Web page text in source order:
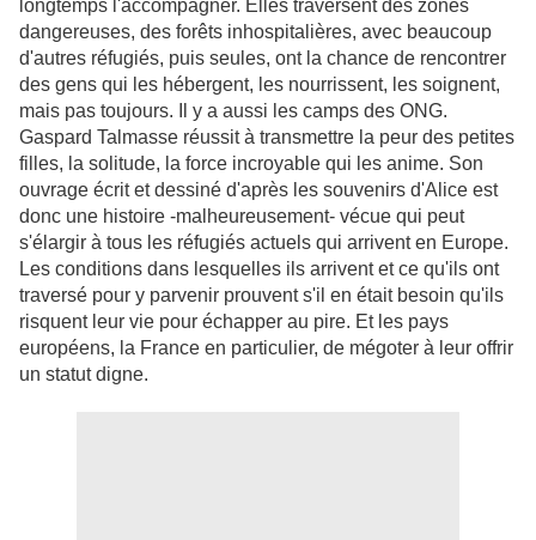
longtemps l'accompagner. Elles traversent des zones
dangereuses, des forêts inhospitalières, avec beaucoup
d'autres réfugiés, puis seules, ont la chance de rencontrer
des gens qui les hébergent, les nourrissent, les soignent,
mais pas toujours. Il y a aussi les camps des ONG.
Gaspard Talmasse réussit à transmettre la peur des petites
filles, la solitude, la force incroyable qui les anime. Son
ouvrage écrit et dessiné d'après les souvenirs d'Alice est
donc une histoire -malheureusement- vécue qui peut
s'élargir à tous les réfugiés actuels qui arrivent en Europe.
Les conditions dans lesquelles ils arrivent et ce qu'ils ont
traversé pour y parvenir prouvent s'il en était besoin qu'ils
risquent leur vie pour échapper au pire. Et les pays
européens, la France en particulier, de mégoter à leur offrir
un statut digne.